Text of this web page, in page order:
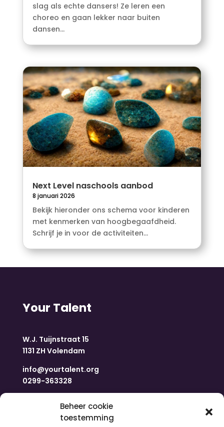
Beheer cookie
toestemming
slag als echte dansers! Ze leren een
choreo en gaan lekker naar buiten
dansen...
Next Level naschools aanbod
8 januari 2026
Bekijk hieronder ons schema voor kinderen
met kenmerken van hoogbegaafdheid.
Schrijf je in voor de activiteiten...
Your Talent
W.J. Tuijnstraat 15
1131 ZH Volendam
info@yourtalent.org
0299-363328
Navigatie